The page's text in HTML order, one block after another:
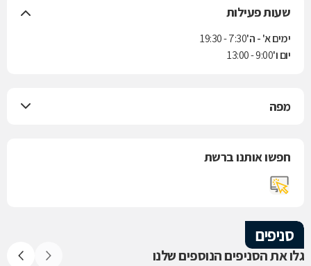
שעות פעילות
ימים א' - ה'7:30 - 19:30
יום ו'9:00 - 13:00
מפה
חפשו אותנו ברשת
סניפים
גלו את הסניפים הנוספים שלנו